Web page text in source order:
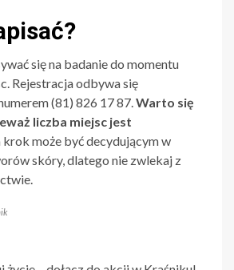
się na badanie do momentu
Rejestracja odbywa się
(81) 826 17 87.Warto się
liczba miejsc jest
krok może być decydującym w
skóry, dlatego nie zwlekaj z